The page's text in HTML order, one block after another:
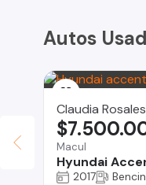
Autos
Claudia Rosales
Macul
Hyundai
2017